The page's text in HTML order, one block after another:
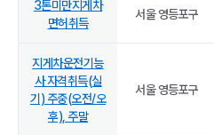
3톤미만지게차
면허취득
서울 영등포구
지게차운전기능
사 자격취득(실
기) 주중(오전/오
후), 주말
서울 영등포구